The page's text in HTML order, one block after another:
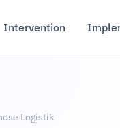
Intervention
Logistik